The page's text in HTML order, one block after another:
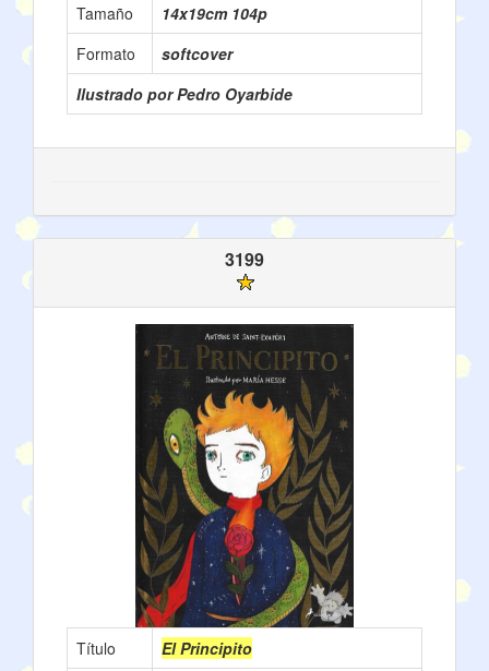
Tamaño
14x19cm 104p
Formato
softcover
Ilustrado por Pedro Oyarbide
3199
Título
El Principito